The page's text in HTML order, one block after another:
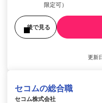
限定可）
後で見る
更新
セコムの総合職
セコム株式会社